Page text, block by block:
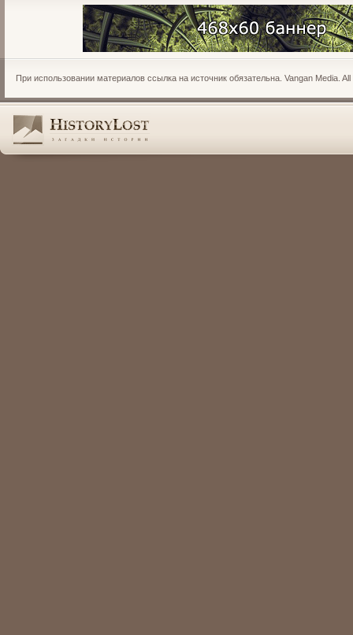
При использовании материалов ссылка на источник обязательна. Vangan Media.